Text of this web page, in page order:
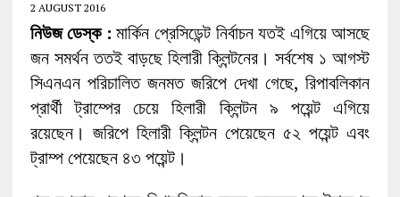
2 AUGUST 2016
নিউজ ডেস্ক : মার্কিন প্রেসিডেন্ট নির্বাচন যতই এগিয়ে আসছে
জন সমর্থন ততই বাড়ছে হিলারী ক্লিন্টনের। সর্বশেষ ১ আগস্ট
সিএনএন পরিচালিত জনমত জরিপে দেখা গেছে, রিপাবলিকান
প্রার্থী ট্রাম্পের চেয়ে হিলারী ক্লিন্টন ৯ পয়েন্ট এগিয়ে
রয়েছেন। জরিপে হিলারী ক্লিন্টন পেয়েছেন ৫২ পয়েন্ট এবং
ট্রাম্প পেয়েছেন ৪৩ পয়েন্ট।